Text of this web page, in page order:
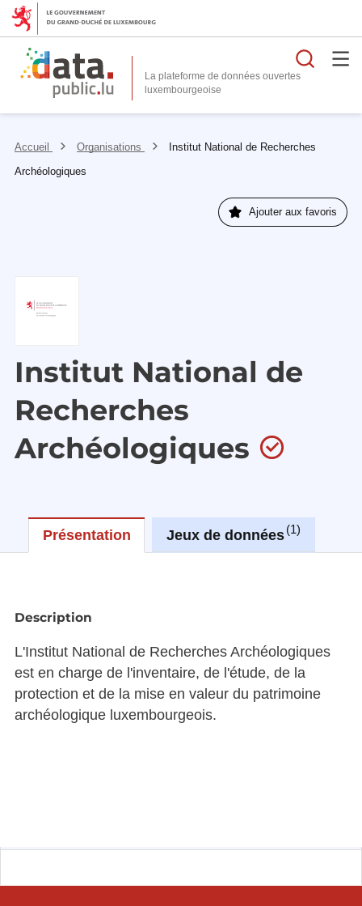
La plateforme de données ouvertes
Accueil Organisations
Institut National de Recherches
Archéologiques
Ajouter aux favoris
Institut National de
Recherches
Archéologiques
Présentation Jeux de données 1
Description
L'Institut National de Recherches Archéologiques
est en charge de l'inventaire, de l'étude, de la
protection et de la mise en valeur du patrimoine
archéologique luxembourgeois.